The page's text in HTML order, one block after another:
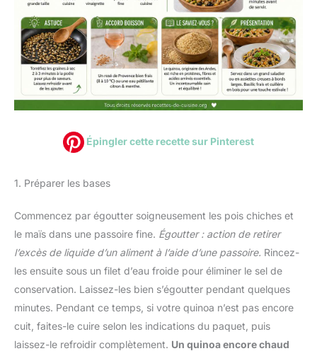
Épingler cette recette sur Pinterest
1. Préparer les bases
Commencez par égoutter soigneusement les pois chiches et
le maïs dans une passoire fine. Égoutter : action de retirer
l’excès de liquide d’un aliment à l’aide d’une passoire. Rincez-
les ensuite sous un filet d’eau froide pour éliminer le sel de
conservation. Laissez-les bien s’égoutter pendant quelques
minutes. Pendant ce temps, si votre quinoa n’est pas encore
cuit, faites-le cuire selon les indications du paquet, puis
laissez-le refroidir complètement. Un quinoa encore chaud